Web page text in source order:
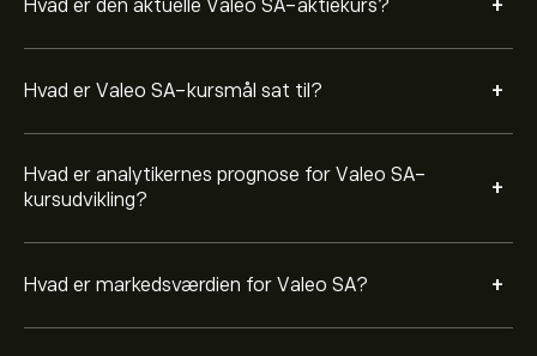
Hvad er den aktuelle Valeo SA-aktiekurs? +
Hvad er Valeo SA-kursmål sat til? +
Hvad er analytikernes prognose for Valeo SA-
kursudvikling?
+
Hvad er markedsværdien for Valeo SA? +